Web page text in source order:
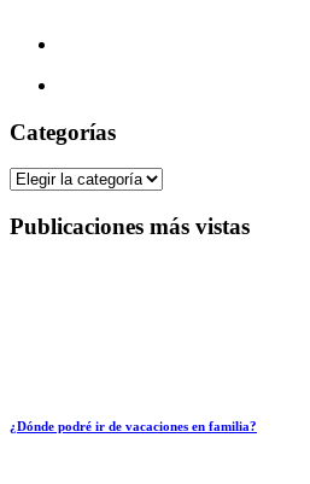
Categorías
Categorías
Publicaciones más vistas
¿Dónde podré ir de vacaciones en familia?